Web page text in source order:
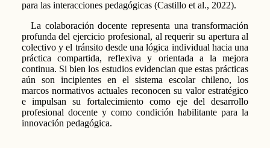
para las interacciones pedagógicas (Castillo et al., 2022).
La colaboración docente representa una transformación
profunda del ejercicio profesional, al requerir su apertura al
colectivo y el tránsito desde una lógica individual hacia una
práctica compartida, reflexiva y orientada a la mejora
continua. Si bien los estudios evidencian que estas prácticas
aún son incipientes en el sistema escolar chileno, los
marcos normativos actuales reconocen su valor estratégico
e impulsan su fortalecimiento como eje del desarrollo
profesional docente y como condición habilitante para la
innovación pedagógica.